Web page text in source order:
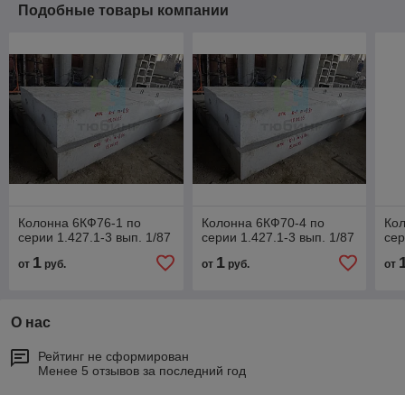
Подобные товары компании
Колонна 6КФ76-1 по
серии 1.427.1-3 вып. 1/87
от 1 руб.
Колонна 6КФ70-4 по
серии 1.427.1-3 вып. 1/87
от 1руб. от
О нас
Рейтинг не сформирован
Менее 5 отзывов за последний год